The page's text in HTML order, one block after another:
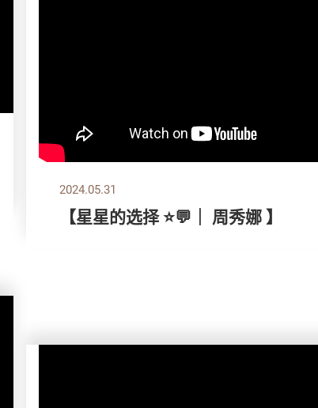
2024.05.31
【星星的选择 ⭐💬｜ 周秀娜 】